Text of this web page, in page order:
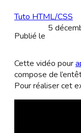
Tuto HTML/CSS
Publié le
5
Cette vidéo pour
compose de
Pour réaliser cet